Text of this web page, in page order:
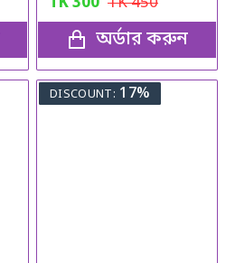
অর্ডার করুন
DISCOUNT: 17%